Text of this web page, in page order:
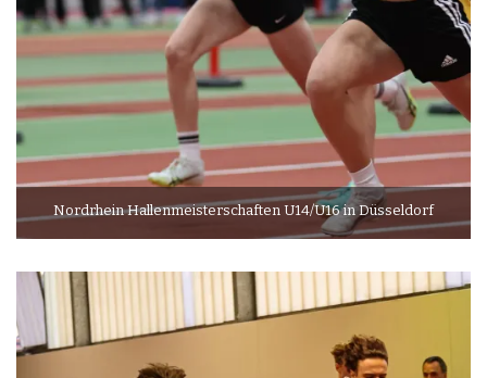
Nordrhein Hallenmeisterschaften U14/U16 in Düsseldorf